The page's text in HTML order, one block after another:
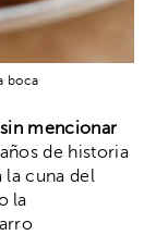
boca
mencionar
de historia
la cuna del
la